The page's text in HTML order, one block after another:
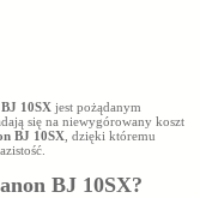
10SX jest pożądanym
się na niewygórowany koszt
BJ 10SX , dzięki któremu
BJ 10SX?